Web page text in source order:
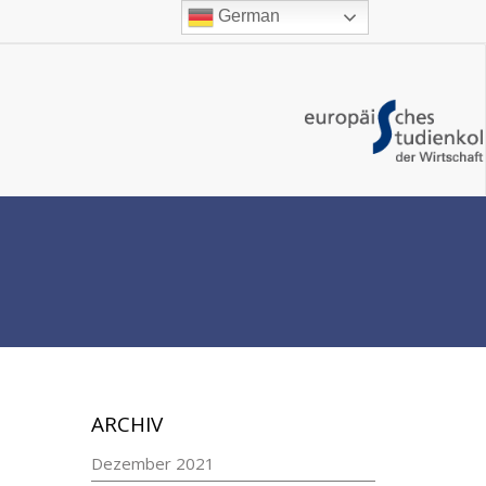
ARCHIV
Dezember 2021
German